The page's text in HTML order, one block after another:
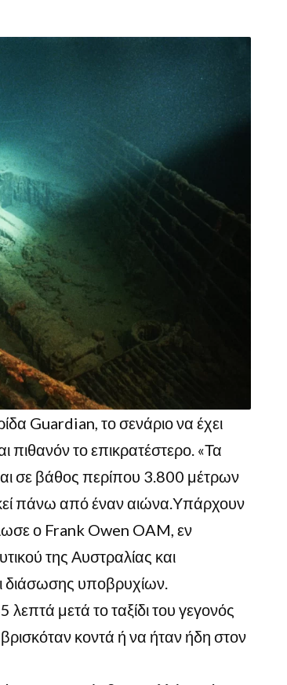
Guardian, το σενάριο να έχει
πιθανόν το επικρατέστερο. «Τα
σε βάθος περίπου 3.800 μέτρων
πάνω από έναν αιώνα.Υπάρχουν
ο Frank Owen OAM, εν
της Αυστραλίας και
διάσωσης υποβρυχίων.
μετά το ταξίδι του γεγονός
κοντά ή να ήταν ήδη στον